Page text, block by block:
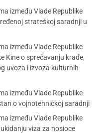
između Vlade Republike
strateškoj saradnji u
između Vlade Republike
Kine o sprečavanju krađe,
uvoza i izvoza kulturnih
između Vlade Republike
o vojnotehničkoj saradnji
između Vlade Republike
viza za nosioce